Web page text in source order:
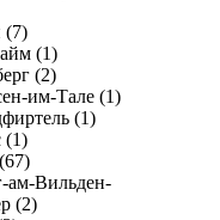
(7)
(1)
(2)
им-Тале (1)
(1)
(1)
ам-Вильден-
(2)